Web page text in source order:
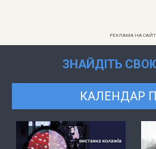
РЕКЛАМА НА
ЗНАЙДІТЬ
КАЛЕНДАР